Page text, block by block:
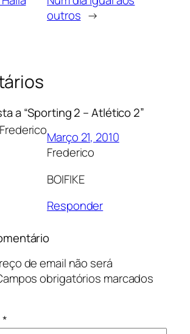
outros →
a “Sporting 2 – Atlético 2”
Março 21, 2010
Frederico
BOIFIKE
Responder
de email não será
obrigatórios marcados
*